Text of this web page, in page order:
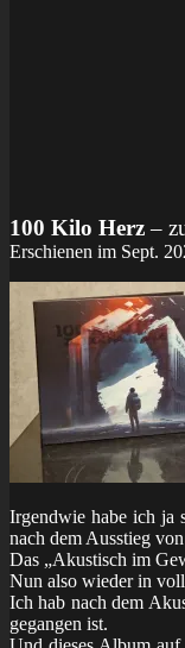
100 Kilo Herz–
Erschienen im Sept.
Irgendwie habe ich ja
nach dem Ausstieg
Das „Akustisch im
Nun also wieder in
Ich hab nach dem
gegangen ist.